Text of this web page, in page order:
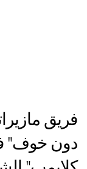
فريق
دون خوف"